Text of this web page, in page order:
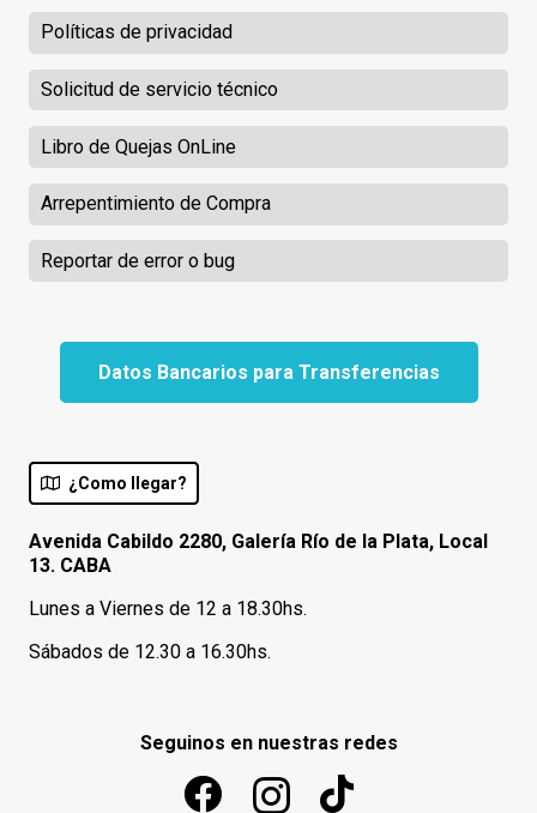
Políticas de privacidad
Solicitud de servicio técnico
Libro de Quejas OnLine
Arrepentimiento de Compra
Reportar de error o bug
Datos Bancarios para Transferencias
¿Como llegar?
Avenida Cabildo 2280, Galería Río de la Plata, Local
13. CABA
Lunes a Viernes de 12 a 18.30hs.
Sábados de 12.30 a 16.30hs.
Seguinos en nuestras redes